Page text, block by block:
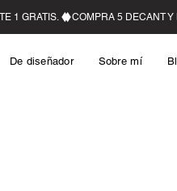
De diseñador Sobre mí